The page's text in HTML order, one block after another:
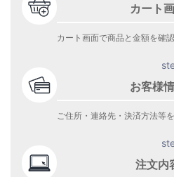
カート
カート画面で商品と金額を確認
お客様
ご住所・連絡先・決済方法等
注文内